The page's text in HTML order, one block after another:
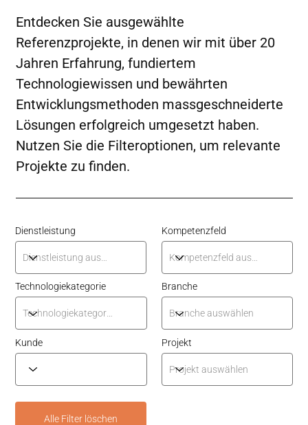
Entdecken Sie ausgewählte
Referenzprojekte, in denen wir mit über 20
Jahren Erfahrung, fundiertem
Technologiewissen und bewährten
Entwicklungsmethoden massgeschneiderte
Lösungen erfolgreich umgesetzt haben.
Nutzen Sie die Filteroptionen, um relevante
Projekte zu finden.
Alle Filter löschen
Projekt
Kunde
Branche
Technologiekategorie
Kompetenzfeld
Dienstleistung